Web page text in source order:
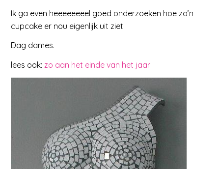
Ik ga even heeeeeeeel goed onderzoeken hoe zo’n
cupcake er nou eigenlijk uit ziet.
Dag dames.
lees ook: zo aan het einde van het jaar